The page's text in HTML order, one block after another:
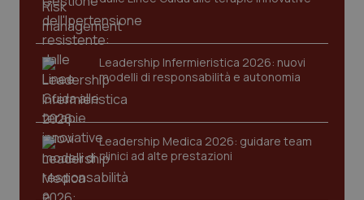
Leadership Infermieristica 2026: nuovi
modelli di responsabilità e autonomia
Leadership Medica 2026: guidare team
clinici ad alte prestazioni
CookieScriptConsent
www.quotidianosanita.it